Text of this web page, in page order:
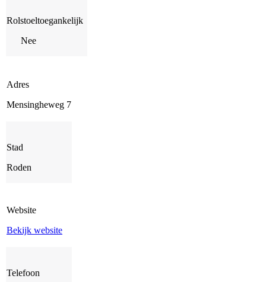
Rolstoeltoegankelijk
Nee
Adres
Mensingheweg 7
Stad
Roden
Website
Bekijk website
Telefoon